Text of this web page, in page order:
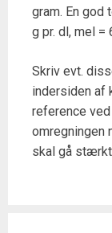
gram. En god
g pr. dl, mel =
Skriv evt.
indersiden af
reference
omregningen
skal gå